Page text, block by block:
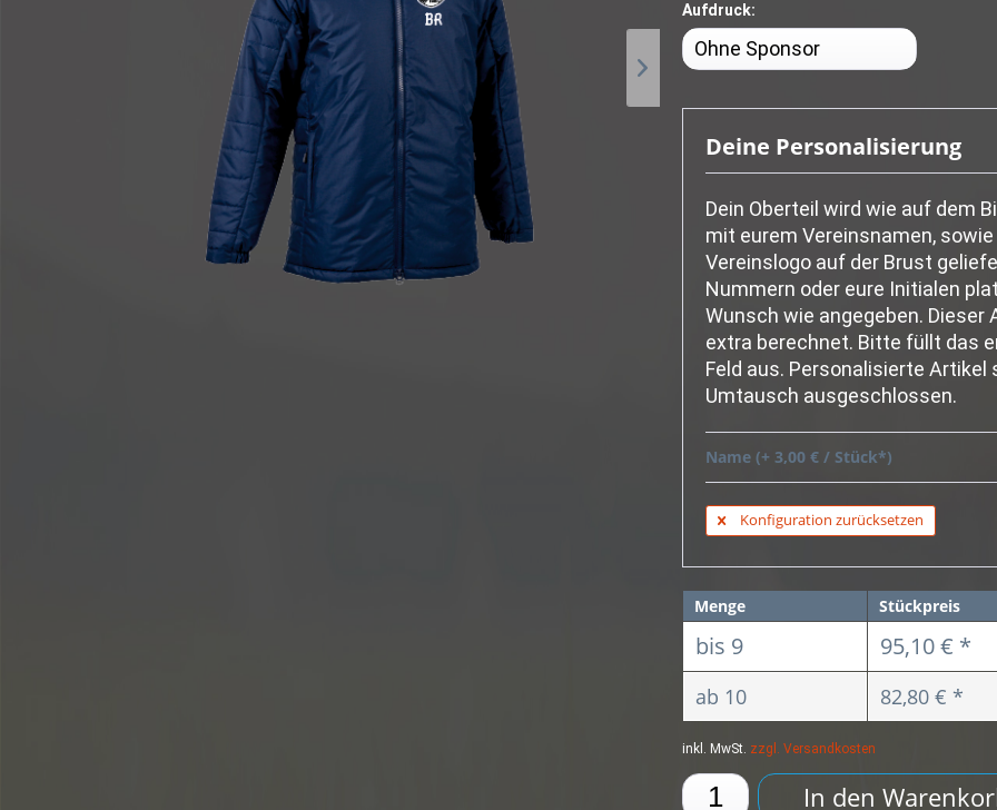
Aufdruck:
Deine Personalisierung
Dein Oberteil wird wie auf dem
mit eurem Vereinsnamen,
Vereinslogo auf der Brust
Nummern oder eure Initialen
Wunsch wie angegeben. Dieser
extra berechnet. Bitte füllt das
Feld aus. Personalisierte Artikel
Umtausch ausgeschlossen.
Name (+ 3,00 € / Stück*)
Konfiguration zurücksetzen
Menge Stückpreis
bis 9 95,10 € *
ab 10 82,80 € *
inkl. MwSt. zzgl. Versandkosten
In den